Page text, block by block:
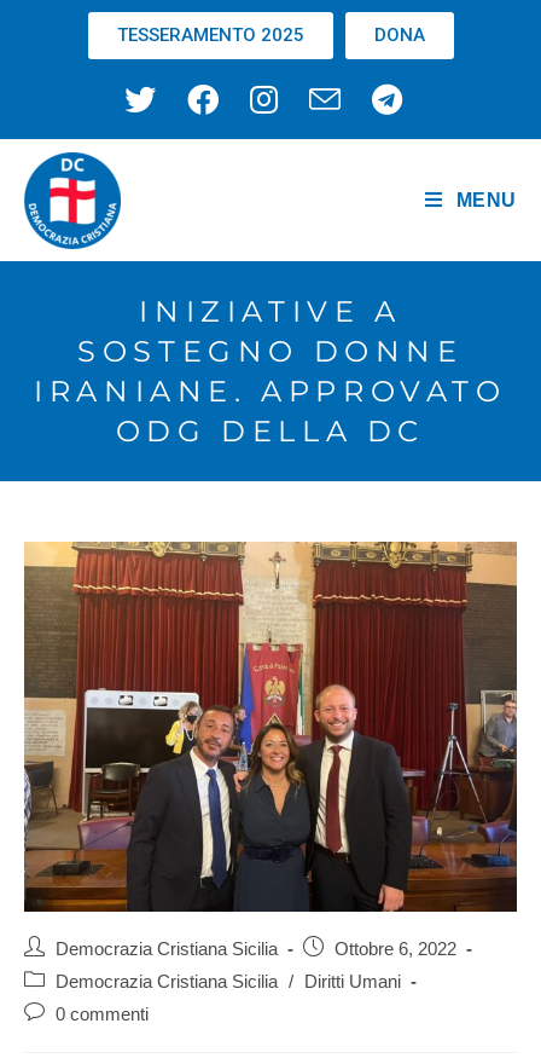
TESSERAMENTO 2025 DONA
MENU
INIZIATIVE A
SOSTEGNO DONNE
IRANIANE. APPROVATO
ODG DELLA DC
Democrazia Cristiana Sicilia
Ottobre 6, 2022
Democrazia Cristiana Sicilia /
Diritti Umani
0 commenti